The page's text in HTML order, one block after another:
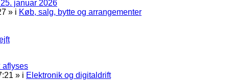
januar 2026
» i Køb, salg, bytte og arrangementer
aflyses
» i Elektronik og digitaldrift